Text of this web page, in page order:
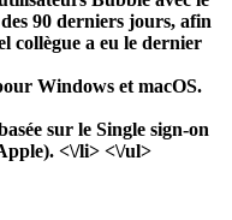
90 derniers jours, afin
collègue a eu le dernier
Windows et macOS.
sur le Single sign-on
<\/li> <\/ul>